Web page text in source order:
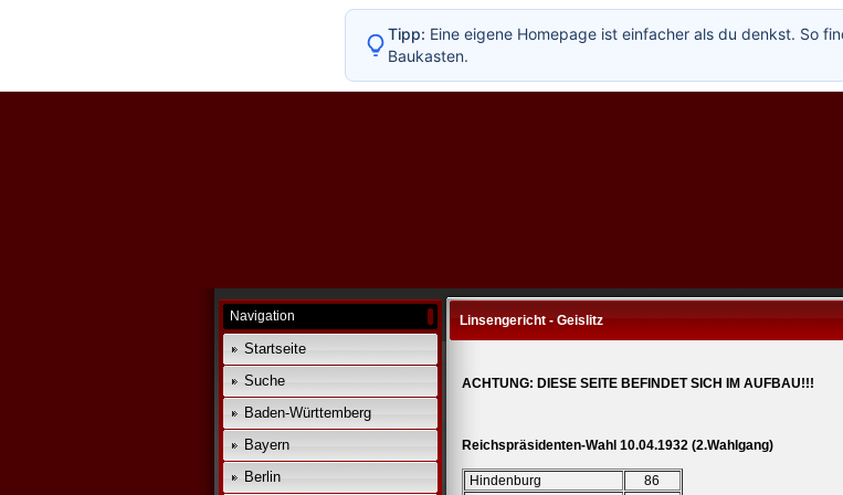
Navigation
Startseite
Suche
Baden-Württemberg
Bayern
Berlin
Linsengericht - Geislitz
ACHTUNG: DIESE SEITE BEFINDET SICH IM AUFBAU!!!
Reichspräsidenten-Wahl 10.04.1932 (2.Wahlgang)
Hindenburg
86
Tipp: Eine eigene Homepage ist einfacher als du denkst. So
Baukasten.